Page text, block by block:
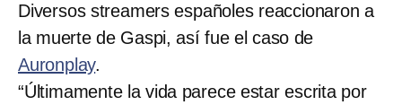
Diversos streamers españoles reaccionaron a
la muerte de Gaspi, así fue el caso de
Auronplay.
“Últimamente la vida parece estar escrita por